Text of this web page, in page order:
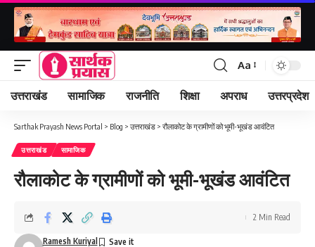
Font
Resizer
Aa
उत्तराखंड सामाजिक राजनीति शिक्षा अपराध उत्तरप्रदेश
Sarthak Prayash News Portal > Blog > उत्तराखंड > रौलाकोट के ग्रामीणों को भूमी-भूखंड आवंटित
उत्तराखंड सामाजिक
रौलाकोट के ग्रामीणों को भूमी-भूखंड आवंटित
Ramesh Kuriyal
2 Min Read